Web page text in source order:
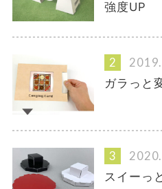
強度UP
ガラっと
スイーっ